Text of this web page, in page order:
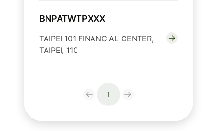
BNPATWTPXXX
TAIPEI 101 FINANCIAL CENTER,
TAIPEI, 110
1